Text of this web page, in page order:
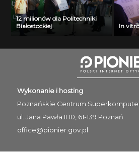
12 milionów dla Politechniki
Białostockiej
In
Wykonanie i hosting
Poznańskie Centrum
ul. Jana Pawła II 10, 61-139 Poznań
office@pionier.gov.pl